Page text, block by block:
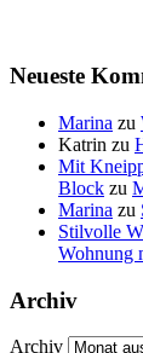
Neueste
Marina zu
Katrin zu
Mit
Block zu
Marina zu
Stilvolle
Wohnung
Archiv
Archiv